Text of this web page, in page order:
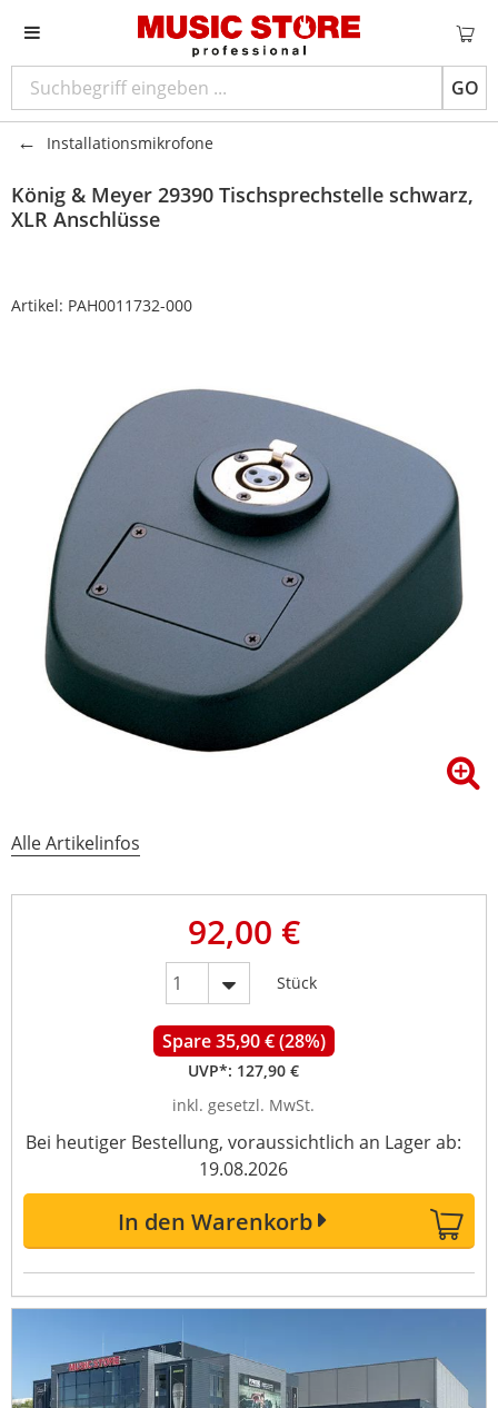
GO
Installationsmikrofone
König & Meyer 29390 Tischsprechstelle schwarz,
XLR Anschlüsse
Artikel: PAH0011732-000
Alle Artikelinfos
92,00 €
Stück
Spare 35,90 € (28%)
UVP*: 127,90 €
inkl. gesetzl. MwSt.
Bei heutiger Bestellung, voraussichtlich an Lager ab:
19.08.2026
In den Warenkorb